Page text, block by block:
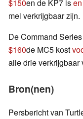
$150en de KP7 is
mei verkrijgbaar zijn.
De Command
$160de MC5 kost
alle drie verkrijgbaar
Bron(nen)
Persbericht van